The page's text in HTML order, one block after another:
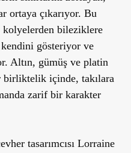
ortaya çıkarıyor. Bu
bileziklere
gösteriyor ve
Altın, gümüş ve platin
içinde, takılara
zarif bir karakter
tasarımcısı Lorraine